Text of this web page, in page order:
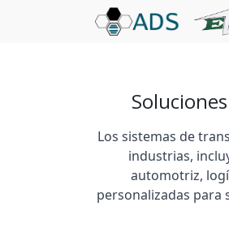
Los sistemas de
industrias,
automotriz,
personalizadas para